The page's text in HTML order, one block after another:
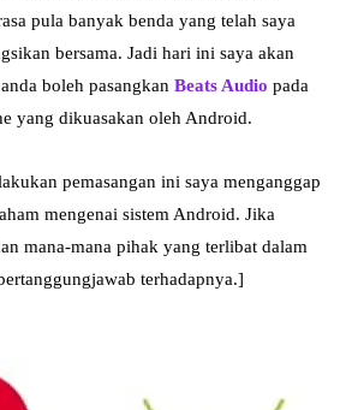
pula banyak benda yang telah saya
bersama. Jadi hari ini saya akan
boleh pasangkan Beats Audio pada
yang dikuasakan oleh Android.
pemasangan ini saya menganggap
mengenai sistem Android. Jika
mana-mana pihak yang terlibat dalam
terhadapnya.]